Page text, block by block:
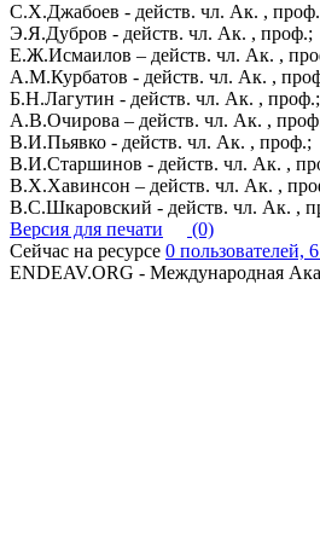
С.Х.Джабоев - действ. чл. Ак. ,
Э.Я.Дубров - действ. чл. Ак. , проф.;
Е.Ж.Исмаилов – действ. чл. Ак. ,
А.М.Курбатов - действ. чл. Ак. ,
Б.Н.Лагутин - действ. чл. Ак. , проф.;
А.В.Очирова – действ. чл. Ак. ,
В.И.Пьявко - действ. чл. Ак. , проф.;
В.И.Старшинов - действ. чл. Ак. ,
В.Х.Хавинсон – действ. чл. Ак. ,
В.С.Шкаровский - действ. чл. Ак. ,
Версия для печати
(0)
Сейчас на ресурсе 0 пользователей,
ENDEAV.ORG - Международная